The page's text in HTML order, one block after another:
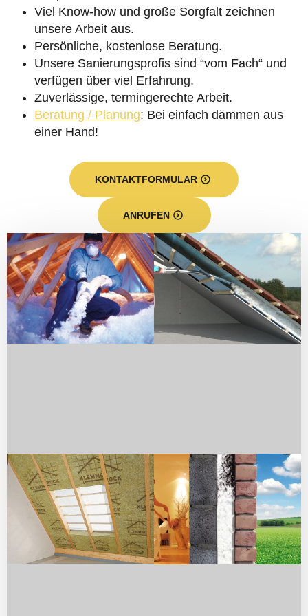
Viel Know-how und große Sorgfalt zeichnen
unsere Arbeit aus.
Persönliche, kostenlose Beratung.
Unsere Sanierungsprofis sind “vom Fach“ und
verfügen über viel Erfahrung.
Zuverlässige, termingerechte Arbeit.
Beratung / Planung: Bei einfach dämmen aus
einer Hand!
KONTAKTFORMULAR
ANRUFEN